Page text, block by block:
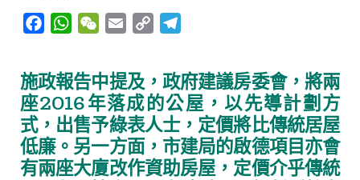
e
b
o
o
k
W
t
s
A
p
p
W
h
a
t
i
l
y
L
i
n
k
e
g
a
m
施政報告中提及，政府建議房委會，將兩
座2016年落成的公屋，以先導計劃方
式，出售予綠表人士，定價將比傳統居屋
低廉。另一方面，市建局的啟德項目亦會
有兩座大廈改作資助房屋，定價介乎傳統